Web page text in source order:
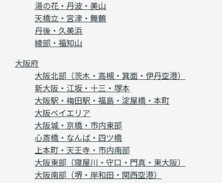
湯の花・丹波・美山
天橋立・宮津・舞鶴
丹後・久美浜
綾部・福知山
大阪府
大阪北部（茨木・高槻・箕面・伊丹空港）
新大阪・江坂・十三・塚本
大阪駅・梅田駅・福島・淀屋橋・本町
大阪ベイエリア
大阪城・京橋・市内東部
心斎橋・なんば・四ツ橋
上本町・天王寺・市内南部
大阪東部（寝屋川・守口・門真・東大阪）
大阪南部（堺・岸和田・関西空港）